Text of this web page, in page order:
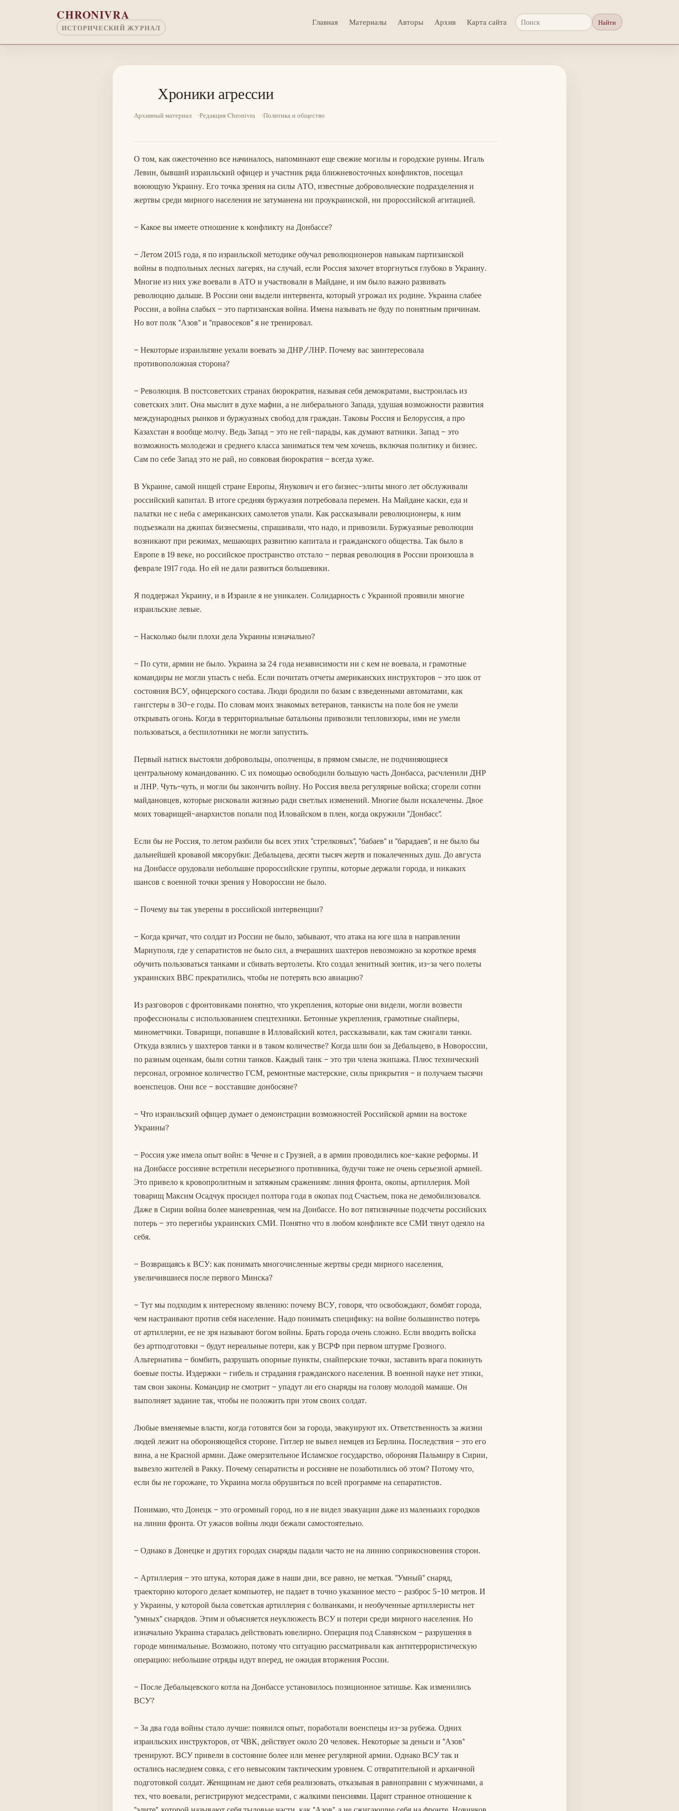
CHRONIVRA
ИСТОРИЧЕСКИЙ ЖУРНАЛ
Главная Материалы Авторы Архив Карта сайта
Поиск
Найти
Хроники агрессии
Архивный материал Редакция Chronivra Политика и общество
О том, как ожесточенно все начиналось, напоминают еще свежие могилы и городские руины. Игаль
Левин, бывший израильский офицер и участник ряда ближневосточных конфликтов, посещал
воюющую Украину. Его точка зрения на силы АТО, известные добровольческие подразделения и
жертвы среди мирного населения не затуманена ни проукраинской, ни пророссийской агитацией.
– Какое вы имеете отношение к конфликту на Донбассе?
– Летом 2015 года, я по израильской методике обучал революционеров навыкам партизанской
войны в подпольных лесных лагерях, на случай, если Россия захочет вторгнуться глубоко в Украину.
Многие из них уже воевали в АТО и участвовали в Майдане, и им было важно развивать
революцию дальше. В России они выдели интервента, который угрожал их родине. Украина слабее
России, а война слабых – это партизанская война. Имена называть не буду по понятным причинам.
Но вот полк "Азов" и "правосеков" я не тренировал.
– Некоторые израильтяне уехали воевать за ДНР/ЛНР. Почему вас заинтересовала
противоположная сторона?
– Революция. В постсоветских странах бюрократия, называя себя демократами, выстроилась из
советских элит. Она мыслит в духе мафии, а не либерального Запада, удушая возможности развития
международных рынков и буржуазных свобод для граждан. Таковы Россия и Белоруссия, а про
Казахстан я вообще молчу. Ведь Запад – это не гей-парады, как думают ватники. Запад – это
возможность молодежи и среднего класса заниматься тем чем хочешь, включая политику и бизнес.
Сам по себе Запад это не рай, но совковая бюрократия – всегда хуже.
В Украине, самой нищей стране Европы, Янукович и его бизнес-элиты много лет обслуживали
российский капитал. В итоге средняя буржуазия потребовала перемен. На Майдане каски, еда и
палатки не с неба с американских самолетов упали. Как рассказывали революционеры, к ним
подъезжали на джипах бизнесмены, спрашивали, что надо, и привозили. Буржуазные революции
возникают при режимах, мешающих развитию капитала и гражданского общества. Так было в
Европе в 19 веке, но российское пространство отстало – первая революция в России произошла в
феврале 1917 года. Но ей не дали развиться большевики.
Я поддержал Украину, и в Израиле я не уникален. Солидарность с Украиной проявили многие
израильские левые.
– Насколько были плохи дела Украины изначально?
– По сути, армии не было. Украина за 24 года независимости ни с кем не воевала, и грамотные
командиры не могли упасть с неба. Если почитать отчеты американских инструкторов – это шок от
состояния ВСУ, офицерского состава. Люди бродили по базам с взведенными автоматами, как
гангстеры в 30-е годы. По словам моих знакомых ветеранов, танкисты на поле боя не умели
открывать огонь. Когда в территориальные батальоны привозили тепловизоры, ими не умели
пользоваться, а беспилотники не могли запустить.
Первый натиск выстояли добровольцы, ополченцы, в прямом смысле, не подчиняющиеся
центральному командованию. С их помощью освободили большую часть Донбасса, расчленили ДНР
и ЛНР. Чуть-чуть, и могли бы закончить войну. Но Россия ввела регулярные войска; сгорели сотни
майдановцев, которые рисковали жизнью ради светлых изменений. Многие были искалечены. Двое
моих товарищей-анархистов попали под Иловайском в плен, когда окружили "Донбасс".
Если бы не Россия, то летом разбили бы всех этих "стрелковых", "бабаев" и "барадаев", и не было бы
дальнейшей кровавой мясорубки: Дебальцева, десяти тысяч жертв и покалеченных душ. До августа
на Донбассе орудовали небольшие пророссийские группы, которые держали города, и никаких
шансов с военной точки зрения у Новороссии не было.
– Почему вы так уверены в российской интервенции?
– Когда кричат, что солдат из России не было, забывают, что атака на юге шла в направлении
Мариуполя, где у сепаратистов не было сил, а вчерашних шахтеров невозможно за короткое время
обучить пользоваться танками и сбивать вертолеты. Кто создал зенитный зонтик, из-за чего полеты
украинских ВВС прекратились, чтобы не потерять всю авиацию?
Из разговоров с фронтовиками понятно, что укрепления, которые они видели, могли возвести
профессионалы с использованием спецтехники. Бетонные укрепления, грамотные снайперы,
минометчики. Товарищи, попавшие в Илловайский котел, рассказывали, как там сжигали танки.
Откуда взялись у шахтеров танки и в таком количестве? Когда шли бои за Дебальцево, в Новороссии,
по разным оценкам, были сотни танков. Каждый танк – это три члена экипажа. Плюс технический
персонал, огромное количество ГСМ, ремонтные мастерские, силы прикрытия – и получаем тысячи
военспецов. Они все – восставшие донбосяне?
– Что израильский офицер думает о демонстрации возможностей Российской армии на востоке
Украины?
– Россия уже имела опыт войн: в Чечне и с Грузией, а в армии проводились кое-какие реформы. И
на Донбассе россияне встретили несерьезного противника, будучи тоже не очень серьезной армией.
Это привело к кровопролитным и затяжным сражениям: линия фронта, окопы, артиллерия. Мой
товарищ Максим Осадчук просидел полтора года в окопах под Счастьем, пока не демобилизовался.
Даже в Сирии война более маневренная, чем на Донбассе. Но вот пятизначные подсчеты российских
потерь – это перегибы украинских СМИ. Понятно что в любом конфликте все СМИ тянут одеяло на
себя.
– Возвращаясь к ВСУ: как понимать многочисленные жертвы среди мирного населения,
увеличившиеся после первого Минска?
– Тут мы подходим к интересному явлению: почему ВСУ, говоря, что освобождают, бомбят города,
чем настраивают против себя население. Надо понимать специфику: на войне большинство потерь
от артиллерии, ее не зря называют богом войны. Брать города очень сложно. Если вводить войска
без артподготовки – будут нереальные потери, как у ВСРФ при первом штурме Грозного.
Альтернатива – бомбить, разрушать опорные пункты, снайперские точки, заставить врага покинуть
боевые посты. Издержки – гибель и страдания гражданского населения. В военной науке нет этики,
там свои законы. Командир не смотрит – упадут ли его снаряды на голову молодой мамаше. Он
выполняет задание так, чтобы не положить при этом своих солдат.
Любые вменяемые власти, когда готовятся бои за города, эвакуируют их. Ответственность за жизни
людей лежит на обороняющейся стороне. Гитлер не вывел немцев из Берлина. Последствия – это его
вина, а не Красной армии. Даже омерзительное Исламское государство, обороняя Пальмиру в Сирии,
вывезло жителей в Ракку. Почему сепаратисты и россияне не позаботились об этом? Потому что,
если бы не горожане, то Украина могла обрушиться по всей программе на сепаратистов.
Понимаю, что Донецк – это огромный город, но я не видел эвакуации даже из маленьких городков
на линии фронта. От ужасов войны люди бежали самостоятельно.
– Однако в Донецке и других городах снаряды падали часто не на линию соприкосновения сторон.
– Артиллерия – это штука, которая даже в наши дни, все равно, не меткая. "Умный" снаряд,
траекторию которого делает компьютер, не падает в точно указанное место – разброс 5-10 метров. И
у Украины, у которой была советская артиллерия с болванками, и необученные артиллеристы нет
"умных" снарядов. Этим и объясняется неуклюжесть ВСУ и потери среди мирного населения. Но
изначально Украина старалась действовать ювелирно. Операция под Славянском – разрушения в
городе минимальные. Возможно, потому что ситуацию рассматривали как антитеррористическую
операцию: небольшие отряды идут вперед, не ожидая вторжения России.
– После Дебальцевского котла на Донбассе установилось позиционное затишье. Как изменились
ВСУ?
– За два года войны стало лучше: появился опыт, поработали военспецы из-за рубежа. Одних
израильских инструкторов, от ЧВК, действует около 20 человек. Некоторые за деньги и "Азов"
тренируют. ВСУ привели в состояние более или менее регулярной армии. Однако ВСУ так и
остались наследием совка, с его невысоким тактическим уровнем. С отвратительной и архаичной
подготовкой солдат. Женщинам не дают себя реализовать, отказывая в равноправии с мужчинами, а
тех, что воевали, регистрируют медсестрами, с жалкими пенсиями. Царит странное отношение к